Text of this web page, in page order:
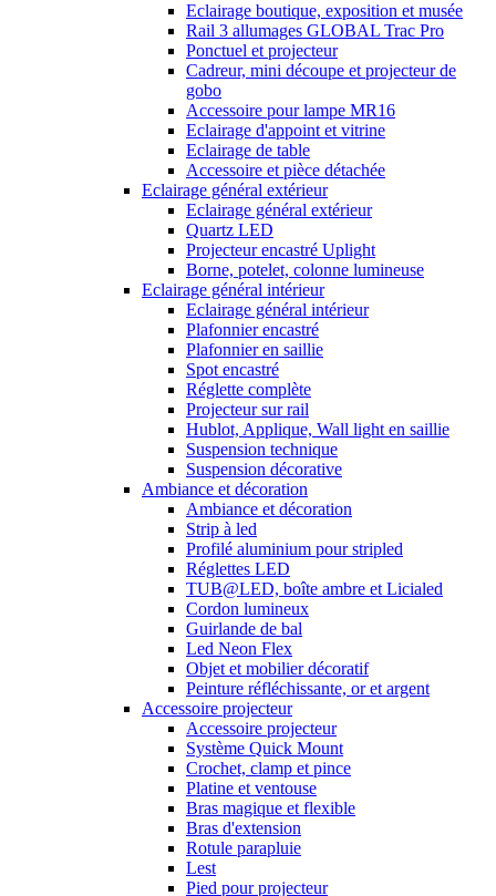
Eclairage boutique, exposition et musée
Rail 3 allumages GLOBAL Trac Pro
Ponctuel et projecteur
Cadreur, mini découpe et projecteur de
gobo
Accessoire pour lampe MR16
Eclairage d'appoint et vitrine
Eclairage de table
Accessoire et pièce détachée
Eclairage général extérieur
Eclairage général extérieur
Quartz LED
Projecteur encastré Uplight
Borne, potelet, colonne lumineuse
Eclairage général intérieur
Eclairage général intérieur
Plafonnier encastré
Plafonnier en saillie
Spot encastré
Réglette complète
Projecteur sur rail
Hublot, Applique, Wall light en saillie
Suspension technique
Suspension décorative
Ambiance et décoration
Ambiance et décoration
Strip à led
Profilé aluminium pour stripled
Réglettes LED
TUB@LED, boîte ambre et Licialed
Cordon lumineux
Guirlande de bal
Led Neon Flex
Objet et mobilier décoratif
Peinture réfléchissante, or et argent
Accessoire projecteur
Accessoire projecteur
Système Quick Mount
Crochet, clamp et pince
Platine et ventouse
Bras magique et flexible
Bras d'extension
Rotule parapluie
Lest
Pied pour projecteur